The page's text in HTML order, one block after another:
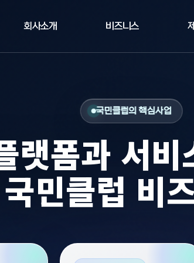
회사소개 비즈니스
국민클럽의 핵심사업
랫폼과 서
국민클럽 비